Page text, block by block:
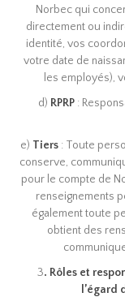
Norbec qui
directement ou
identité, vos
votre date de
les employés),
d) RPRP:
e) Tiers: Toute
conserve,
pour le compte de
renseignements
également toute
obtient des
3. Rôles et
l’égard